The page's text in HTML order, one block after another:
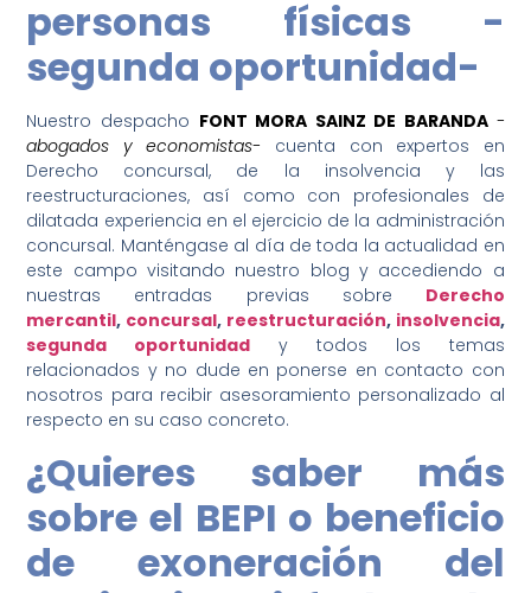
personas físicas -
segunda oportunidad-
Nuestro despacho FONT MORA SAINZ DE BARANDA -
abogados y economistas- cuenta con expertos en
Derecho concursal, de la insolvencia y las
reestructuraciones, así como con profesionales de
dilatada experiencia en el ejercicio de la administración
concursal. Manténgase al día de toda la actualidad en
este campo visitando nuestro blog y accediendo a
nuestras entradas previas sobre Derecho
mercantil, concursal, reestructuración, insolvencia,
segunda oportunidad y todos los temas
relacionados y no dude en ponerse en contacto con
nosotros para recibir asesoramiento personalizado al
respecto en su caso concreto.
¿Quieres saber más
sobre el BEPI o beneficio
de exoneración del